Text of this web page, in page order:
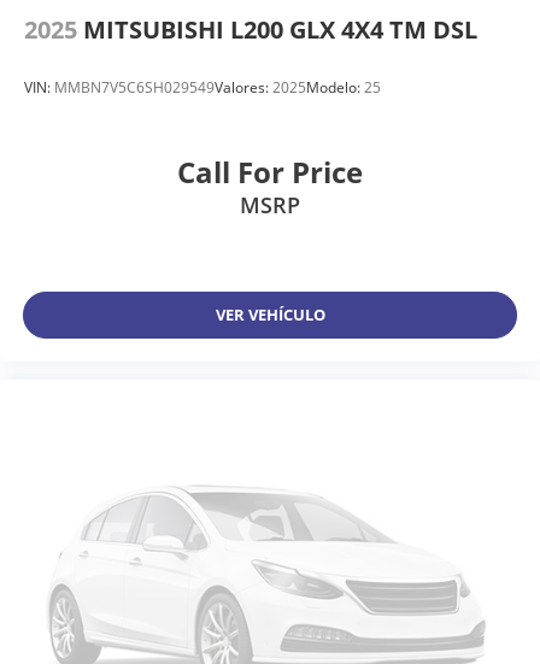
2025 MITSUBISHI L200 GLX 4X4 TM DSL
VIN: MMBN7V5C6SH029549Valores:2025Modelo:25
Call For Price
MSRP
VER VEHÍCULO